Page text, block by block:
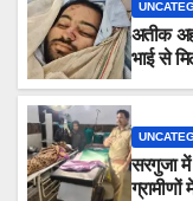
अतीक
भाई से
सरगुजा